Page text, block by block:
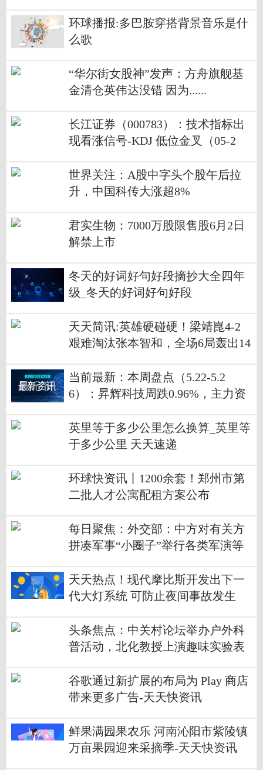
环球播报:多巴胺穿搭背景音乐是什
么歌
“华尔街女股神”发声：方舟旗舰基
金清仓英伟达没错 因为......
长江证券（000783）：技术指标出
现看涨信号-KDJ 低位金叉（05-2
世界关注：A股中字头个股午后拉
升，中国科传大涨超8%
君实生物：7000万股限售股6月2日
解禁上市
冬天的好词好句好段摘抄大全四年
级_冬天的好词好句好段
天天简讯:英雄硬碰硬！梁靖崑4-2
艰难淘汰张本智和，全场6局轰出14
当前最新：本周盘点（5.22-5.2
6）：昇辉科技周跌0.96%，主力资
英里等于多少公里怎么换算_英里等
于多少公里 天天速递
环球快资讯丨1200余套！郑州市第
二批人才公寓配租方案公布
每日聚焦：外交部：中方对有关方
拼凑军事“小圈子”举行各类军演等
天天热点！现代摩比斯开发出下一
代大灯系统 可防止夜间事故发生
头条焦点：中关村论坛举办户外科
普活动，北化教授上演趣味实验表
谷歌通过新扩展的布局为 Play 商店
带来更多广告-天天快资讯
鲜果满园果农乐 河南沁阳市紫陵镇
万亩果园迎来采摘季-天天快资讯